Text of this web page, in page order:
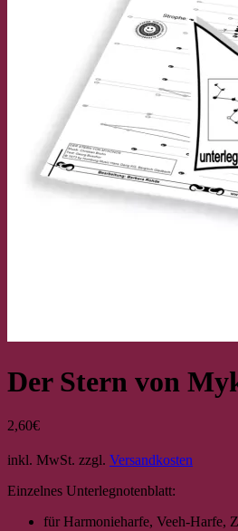
Der Stern von
2,60€
inkl. MwSt. zzgl. Versandkosten
Einzelnes Unterlegnotenblatt:
für Harmonieharfe, Veeh-Harfe,